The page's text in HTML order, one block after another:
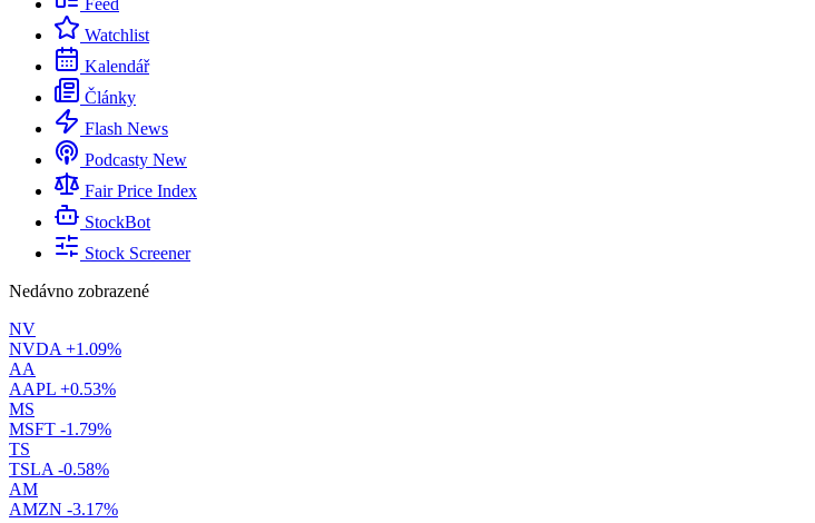
Feed
Watchlist
Kalendář
Články
Flash News
Podcasty New
Fair Price Index
StockBot
Stock Screener
Nedávno zobrazené
NV
NVDA +1.09%
AA
AAPL +0.53%
MS
MSFT -1.79%
TS
TSLA -0.58%
AM
AMZN -3.17%